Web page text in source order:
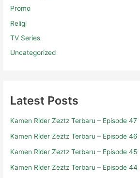
Produk Digital
Promo
Religi
TV Series